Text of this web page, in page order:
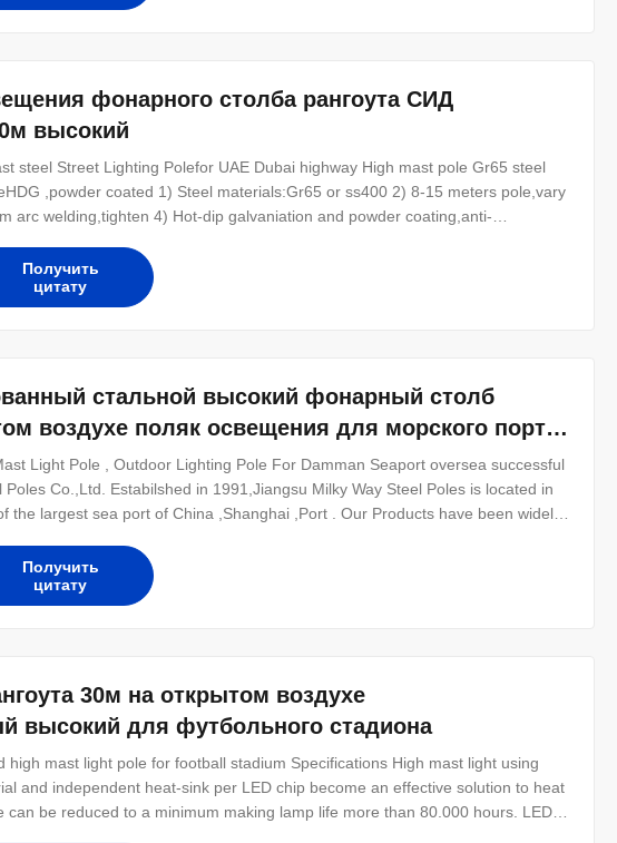
фонарного столба рангоута СИД
высокий
steel Street Lighting Polefor UAE Dubai highway High mast pole Gr65 steel
,powder coated 1) Steel materials:Gr65 or ss400 2) 8-15 meters pole,vary
arc welding,tighten 4) Hot-dip galvaniation and powder coating,anti-
with slotted holes for
Получить
цитату
стальной высокий фонарный столб
воздухе поляк освещения для морского порта
Light Pole , Outdoor Lighting Pole For Damman Seaport oversea successful
Co.,Ltd. Estabilshed in 1991,Jiangsu Milky Way Steel Poles is located in
the largest sea port of China ,Shanghai ,Port . Our Products have been widely
.
Получить
цитату
30м на открытом воздухе
высокий для футбольного стадиона
high mast light pole for football stadium Specifications High mast light using
and independent heat-sink per LED chip become an effective solution to heat
can be reduced to a minimum making lamp life more than 80.000 hours. LED